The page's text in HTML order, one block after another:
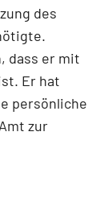
des
dass er mit
Er hat
persönliche
zur